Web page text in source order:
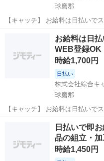
球磨郡
【キャッチ】 お給料は日払い
OK！「バイク・自動車部品の組
20代～40代のスタッフが多数活躍中★ 【コメント】 製造
お探しの方必見！ ...
工場
お給料は日
WEB登録
時給1,700円
日払い
球磨郡
【キャッチ】 お給料は日払い
OK！「部品の組立・加工」高時
スタッフが多数活躍中★ 【コメント】 製造のお仕事をお探しの方必
見！ 「経験ないけど...
球磨郡 工場
日払いで即
品の組立・
時給1,450円